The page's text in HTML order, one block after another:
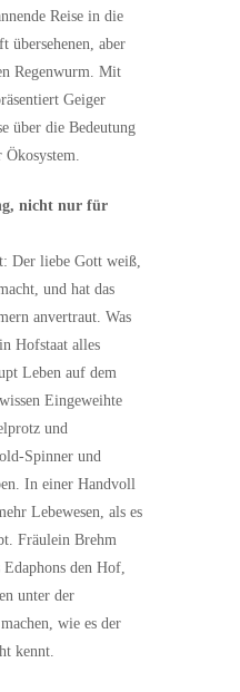
Reise in die
übersehenen, aber
Regenwurm. Mit
Geiger
über die Bedeutung
Ökosystem.
nicht nur für
Der liebe Gott weiß,
und hat das
anvertraut. Was
Hofstaat alles
Leben auf dem
Eingeweihte
und
Spinner und
In einer Handvoll
Lebewesen, als es
Fräulein Brehm
den Hof,
unter der
wie es der
kennt.